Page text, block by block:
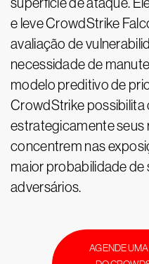
e leve CrowdStrike
avaliação de
necessidade de
modelo preditivo de
CrowdStrike possibilita
estrategicamente seus
concentrem nas
maior probabilidade
adversários.
AGENDE